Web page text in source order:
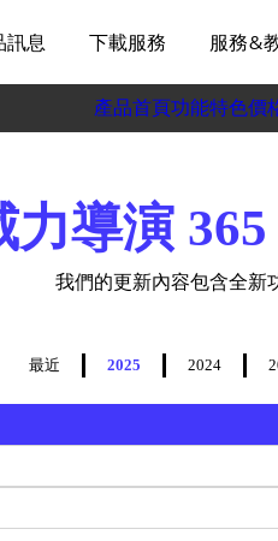
訊息 下載服務 服務&
產品首頁功能特色價
力導演
我們的更新內容包含全新
最近 2025 2024